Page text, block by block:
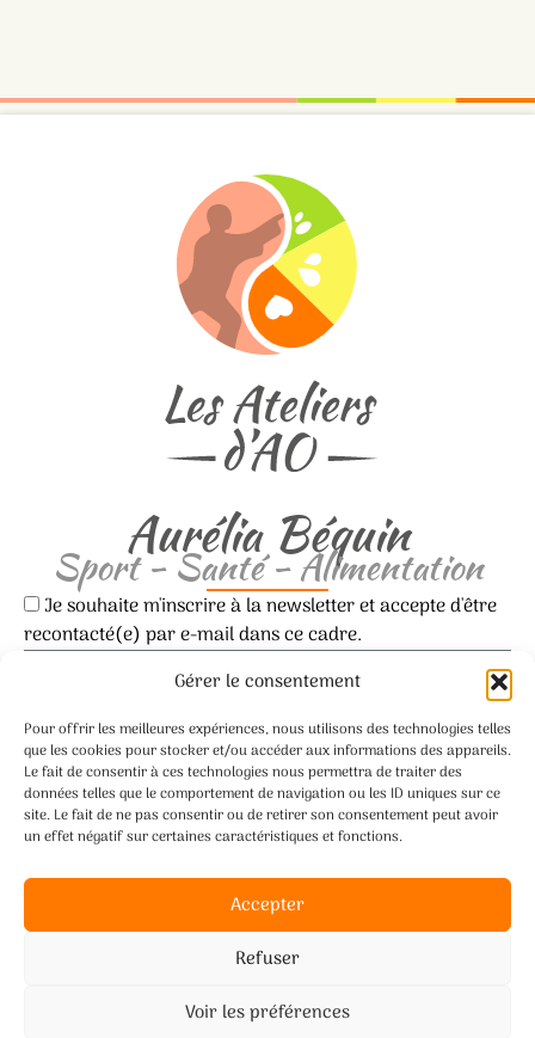
Gérer le consentement
Pour offrir les meilleures expériences, nous utilisons des technologies telles
que les cookies pour stocker et/ou accéder aux informations des appareils.
Le fait de consentir à ces technologies nous permettra de traiter des
données telles que le comportement de navigation ou les ID uniques sur ce
site. Le fait de ne pas consentir ou de retirer son consentement peut avoir
un effet négatif sur certaines caractéristiques et fonctions.
Accepter
Refuser
Voir les préférences
Aurélia Béquin
Sport - Santé - Alimentation
Je souhaite m'inscrire à la newsletter et accepte d'être
recontacté(e) par e-mail dans ce cadre.
06 95 79 90 58
aureliabequin@gmail.com
Jérémy Tainmont– Développement